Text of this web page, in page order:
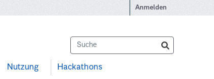
Anmelden
Nutzung Hackathons